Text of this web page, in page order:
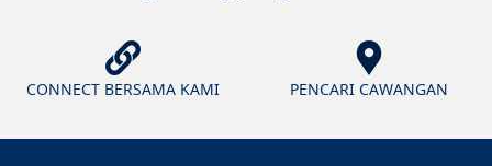
CONNECT BERSAMA KAMI PENCARI CAWANGAN